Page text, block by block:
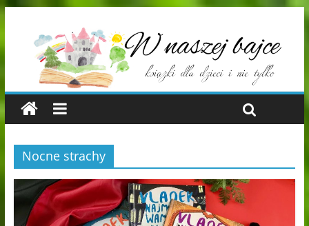
Nocne strachy